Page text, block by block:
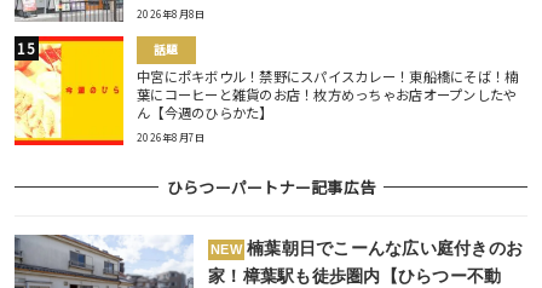
2026年8月8日
話題
中宮にポキボウル！禁野にスパイスカレー！東船橋にそば！楠
葉にコーヒーと雑貨のお店！枚方めっちゃお店オープンしたや
ん【今週のひらかた】
2026年8月7日
ひらつーパートナー記事広告
NEW 楠葉朝日でこーんな広い庭付きのお
家！樟葉駅も徒歩圏内【ひらつー不動